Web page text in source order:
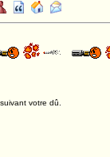
votre dû.